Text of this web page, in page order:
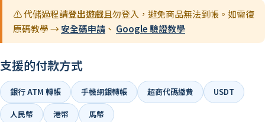
⚠️ 代儲過程請登出遊戲且勿登入，避免商品無法到帳。如需復
原碼教學 →安全碼申請 、 Google 驗證教學
支援的付款方式
銀行 ATM 轉帳 手機網銀轉帳 超商代碼繳費
USDT
人民幣
港幣 馬幣